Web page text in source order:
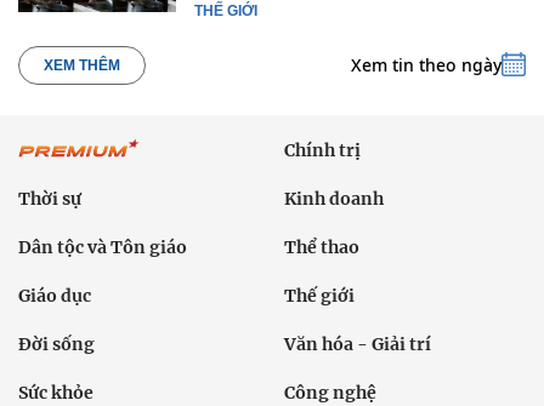
THẾ GIỚI
XEM THÊM Xem tin theo ngày
Chính trị
Thời sự Kinh doanh
Dân tộc và Tôn giáo Thể thao
Giáo dục Thế giới
Đời sống Văn hóa - Giải trí
Sức khỏe Công nghệ